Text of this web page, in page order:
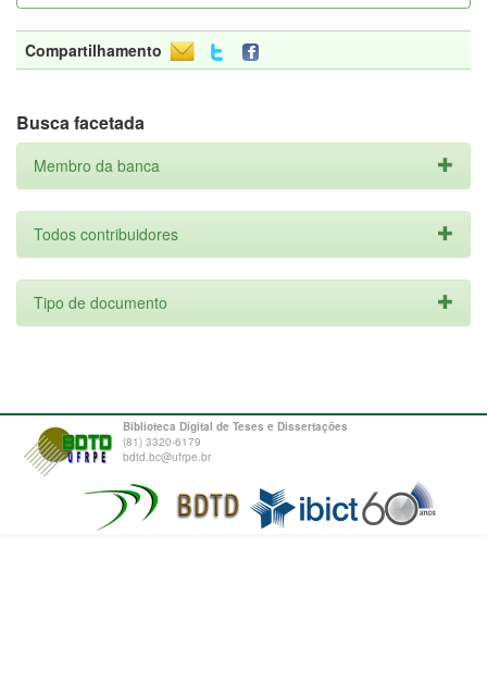
Compartilhamento
Busca facetada
Membro da banca
Todos contribuidores
Tipo de documento
Biblioteca Digital de Teses e Dissertações
(81) 3320-6179
bdtd.bc@ufrpe.br